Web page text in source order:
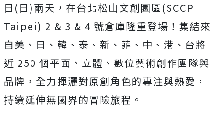
日(日)兩天， 在台北松山文創園區(SCCP
Taipei) 2 & 3 & 4 號倉庫隆重登場！集結來
自美、日、韓、泰、新、菲、中、港、 台將
近 250 個平面、立體、數位藝術創作團隊與
品牌， 全力揮灑對原創角色的專注與熱愛，
持續延伸無國界的冒險旅程。